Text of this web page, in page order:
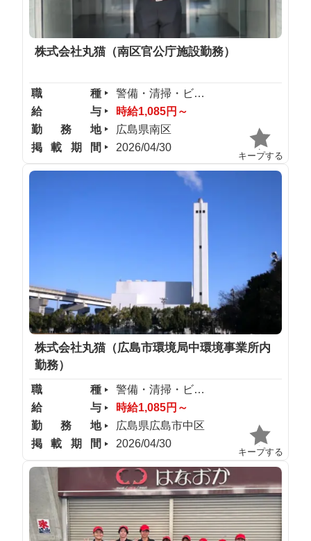
株式会社丸猫（南区官公庁施設勤務）
職種
警備・清掃・ビル管理
給与
時給1,085円～
勤務地
広島県南区
掲載期間
2026/04/30
キープする
株式会社丸猫（広島市環境局中環境事業所内
勤務）
職種
警備・清掃・ビル管理
給与
時給1,085円～
勤務地
広島県広島市中区
掲載期間
2026/04/30
キープする